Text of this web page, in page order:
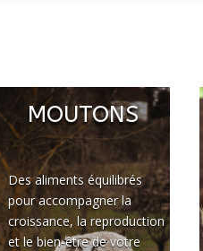
MOUTONS
Des aliments équilibrés
pour accompagner la
croissance, la reproduction
et le bien-être de votre